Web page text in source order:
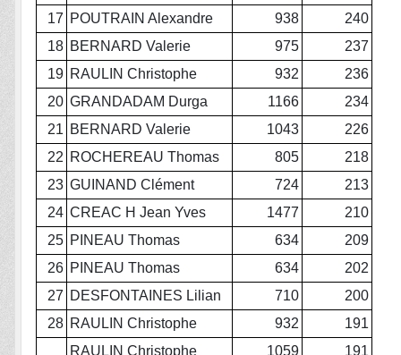
17 POUTRAIN Alexandre 938
240
18 BERNARD Valerie 975
237
19 RAULIN Christophe 932
236
20 GRANDADAM Durga 1166
234
21 BERNARD Valerie 1043
226
22 ROCHEREAU Thomas 805
218
23 GUINAND Clément 724
213
24 CREAC H Jean Yves 1477
210
25 PINEAU Thomas 634
209
26 PINEAU Thomas 634
202
27 DESFONTAINES Lilian 710
200
28 RAULIN Christophe 932
191
RAULIN Christophe
1059 191